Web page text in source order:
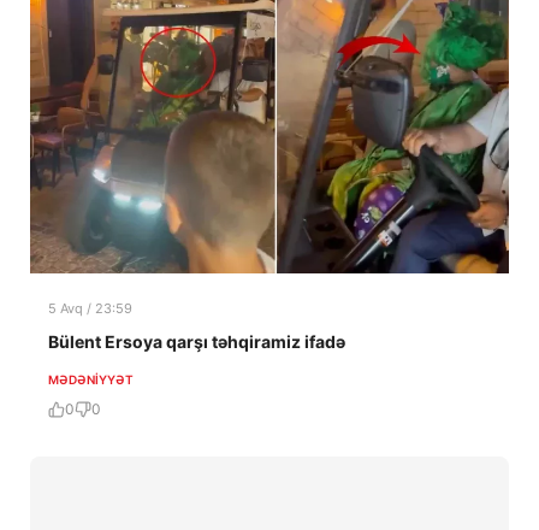
5 Avq / 23:59
Bülent Ersoya qarşı təhqiramiz ifadə
MƏDƏNIYYƏT
0 0